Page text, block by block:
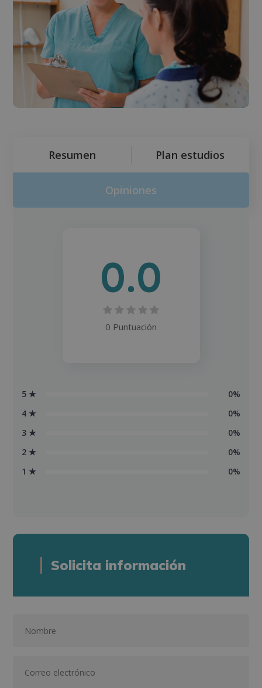
Resumen Plan estudios
Opiniones
0.0
0 Puntuación
5 ★
0%
4 ★
0%
3 ★
0%
2 ★
0%
1 ★
0%
Solicita información